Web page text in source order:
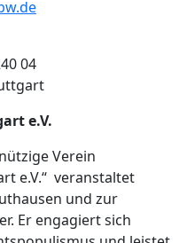
04
e.V.
Verein
e.V.“ veranstaltet
und zur
Er engagiert sich